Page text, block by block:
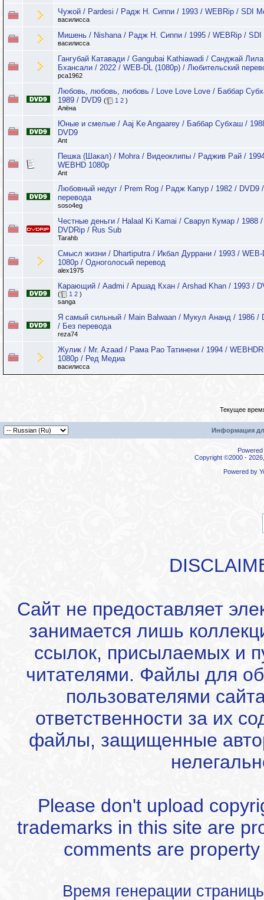
Чужой / Pardesi / Радж Н. Сиппи / 1993 / WEBRip / SDI
василисса
Мишень / Nishana / Радж Н. Сиппи / 1995 / WEBRip / SDI
василисса
Гангубай Катавади / Gangubai Kathiawadi / Санджай Лила
Бхансали / 2022 / WEB-DL (1080p) / Любительский
pca1962
Любовь, любовь, любовь / Love Love Love / Баббар
1989 / DVD9 ( 1 2 )
Алёна
Юные и смелые / Aaj Ke Angaarey / Баббар Субхаш /
DVD9
Ant
Пешка (Шакал) / Mohra / Видеоклипы / Раджив Рай /
WEBHD 1080p
Ant
Любовный недуг / Prem Rog / Радж Капур / 1982 / DVD9
перевода
soso4eg
Честные деньги / Halaal Ki Kamai / Сваруп Кумар / 1988 /
DVDRip / Rus Sub
Tarahb
Смысл жизни / Dhartiputra / Икбал Дуррани / 1993 / WEB-
1080p / Одноголосый перевод
alex1975
Карающий / Aadmi / Аршад Кхан / Arshad Khan / 1993 /
( 1 2 )
sanga
Я самый сильный / Main Balwaan / Мукул Ананд / 1986 /
/ Без перевода
reza74
Жулик / Mr. Azaad / Рама Рао Татинени / 1994 /
1080p / Ред Медиа
василисса
Текущее
Информация
Copyright ©2000 -
Powered by
Сайт не предоставляет
занимается лишь
ссылок, присылаемых и
читателями. Файлы для
пользователями
ответственности за их
файлы, защищенные
Please don't upload
trademarks in this site are
comments are
Время генерации